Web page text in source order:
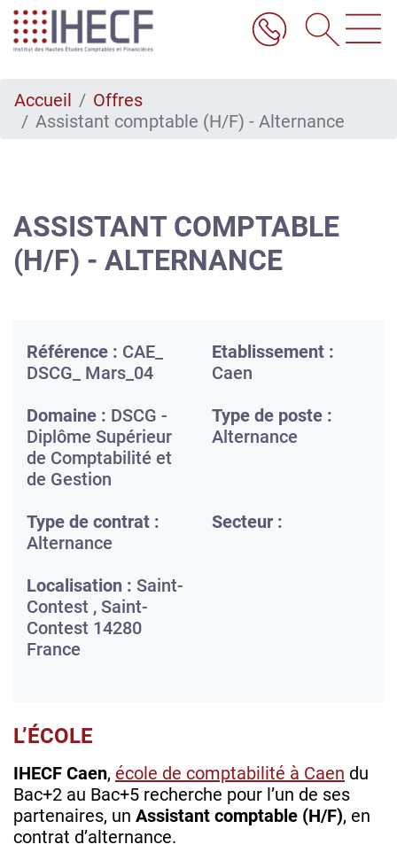
Aller
au
contenu
Accueil
Offres
Assistant comptable (H/F) - Alternance
ASSISTANT COMPTABLE
(H/F) - ALTERNANCE
Référence : CAE_
DSCG_ Mars_04
Etablissement :
Caen
Domaine : DSCG -
Diplôme Supérieur
de Comptabilité et
de Gestion
Type de poste :
Alternance
Type de contrat :
Alternance
Secteur :
Localisation : Saint-
Contest , Saint-
Contest 14280
France
L’ÉCOLE
IHECF Caen, école de comptabilité à Caen du
Bac+2 au Bac+5 recherche pour l’un de ses
partenaires, un Assistant comptable (H/F), en
contrat d’alternance.